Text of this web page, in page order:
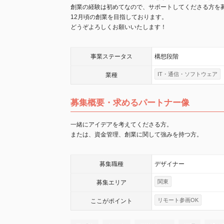
創業の経験は初めてなので、サポートしてくださる方を
12月頃の創業を目指しております。
どうぞよろしくお願いいたします！
事業ステータス 構想段階
業種 IT・通信・ソフトウェア
募集概要・求めるパートナー像
一緒にアイデアを考えてくださる方。
または、資金管理、創業に関して強みを持つ方。
募集職種 デザイナー
募集エリア 関東
ここがポイント リモート参画OK